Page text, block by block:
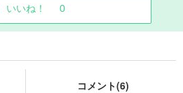
いいね！ 0
コメント(6)